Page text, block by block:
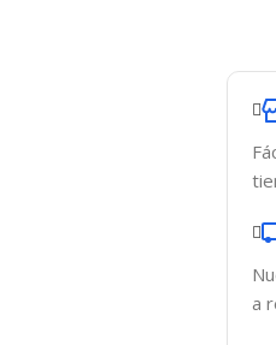
a